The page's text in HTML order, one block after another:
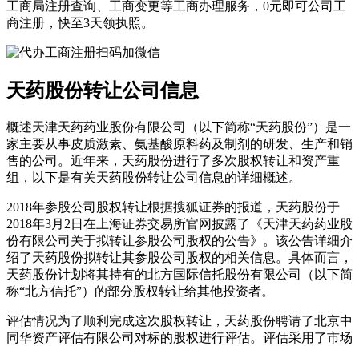
工商局注册查询、工商变更等工商办理服务，0元即可公司工
商注册，快至3天领执照。
天药股份转让公司信息
概述天津天药药业股份有限公司（以下简称“天药股份”）是一
家主要从事皮质激素、氨基酸原料药及制剂的研发、生产和销
售的公司。近年来，天药股份进行了多次股权转让和资产重
组，以下是有关天药股份转让公司信息的详细概述。
2018年参股公司股权转让根据搜狐证券的报道，天药股份于
2018年3月2日在上海证券交易所官网披露了《天津天药药业股
份有限公司关于拟转让参股公司股权的公告》。该公告详细介
绍了天药股份拟转让其参股公司股权的相关信息。具体而言，
天药股份计划将其持有的北方国际信托股份有限公司（以下简
称“北方信托”）的部分股权转让给其他投资者。
评估情况为了顺利完成这次股权转让，天药股份聘请了北京中
同华资产评估有限公司对标的股权进行评估。评估采用了市场